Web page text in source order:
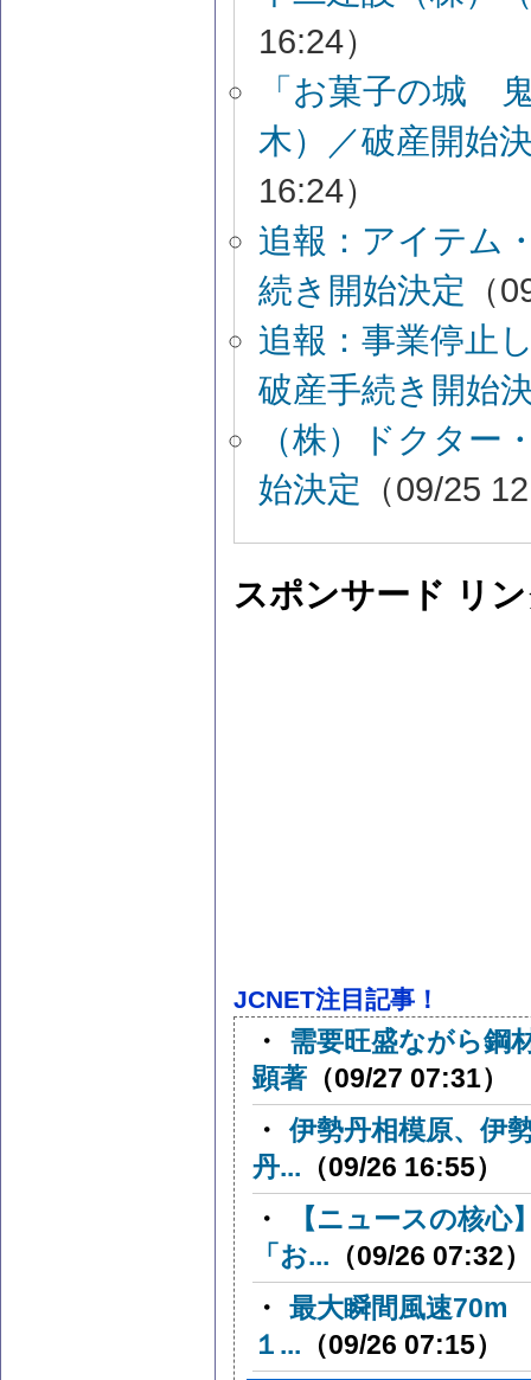
16:24）
「お菓子の城
木）／破産開始
16:24）
追報：アイテム
続き開始決定 （
追報：事業停止
破産手続き開始
（株）ドクター
始決定 （09/25
スポンサード リ
JCNET注目記事！
・
需要旺盛ながら鋼
顕著 （09/27 07:31）
・ 伊勢丹相模原、伊
丹... （09/26 16:55）
・
【ニュースの核
「お... （09/26 07:32）
・ 最大瞬間風速70m
１... （09/26 07:15）